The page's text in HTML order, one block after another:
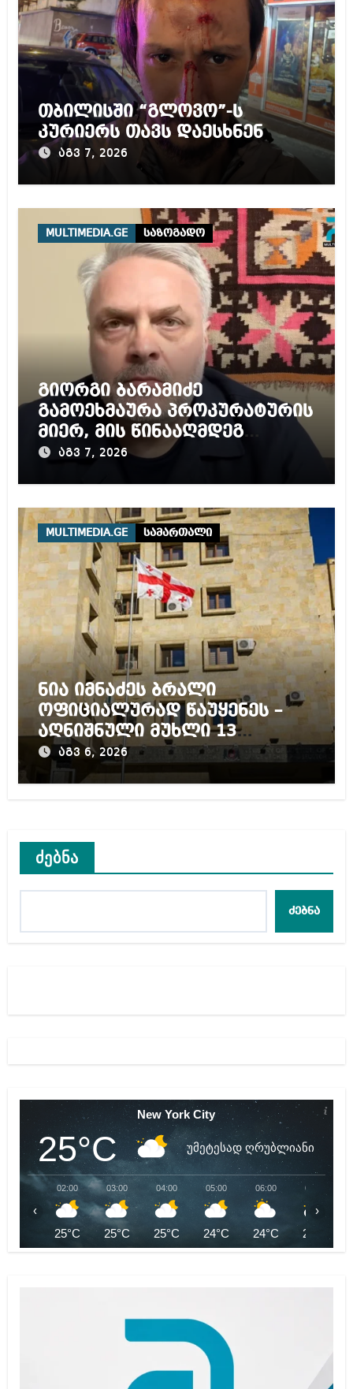
თბილისში “გლოვო”-ს
კურიერს თავს დაესხნენ
აგვ 7, 2026
MULTIMEDIA.GE საზოგადო
გიორგი ბარამიძე
გამოეხმაურა პროკურატურის
მიერ, მის წინააღმდეგ
დაწყებულ გამოძიებას
აგვ 7, 2026
MULTIMEDIA.GE სამართალი
ნია იმნაძეს ბრალი
ოფიციალურად წაუყენეს –
აღნიშნული მუხლი 13
წლამდე პატიმრობას
ითვალისწინებს
აგვ 6, 2026
ძებნა
ძებნა
New York City
25°C უმეტესად ღრუბლიანი
02:00
25°C
03:00
25°C
04:00
25°C
05:00
24°C
06:00
24°C
07:00
24°C
‹ ›